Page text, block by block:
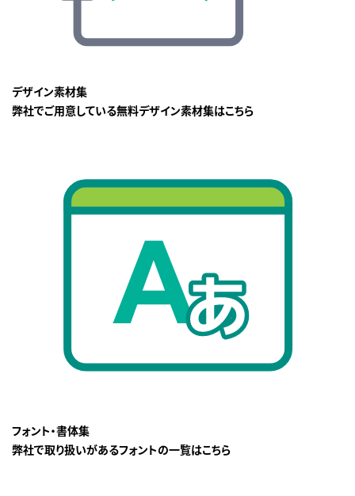
デザイン素材集
弊社でご用意している無料デザイン素材集はこちら
フォント・書体集
弊社で取り扱いがあるフォントの一覧はこちら